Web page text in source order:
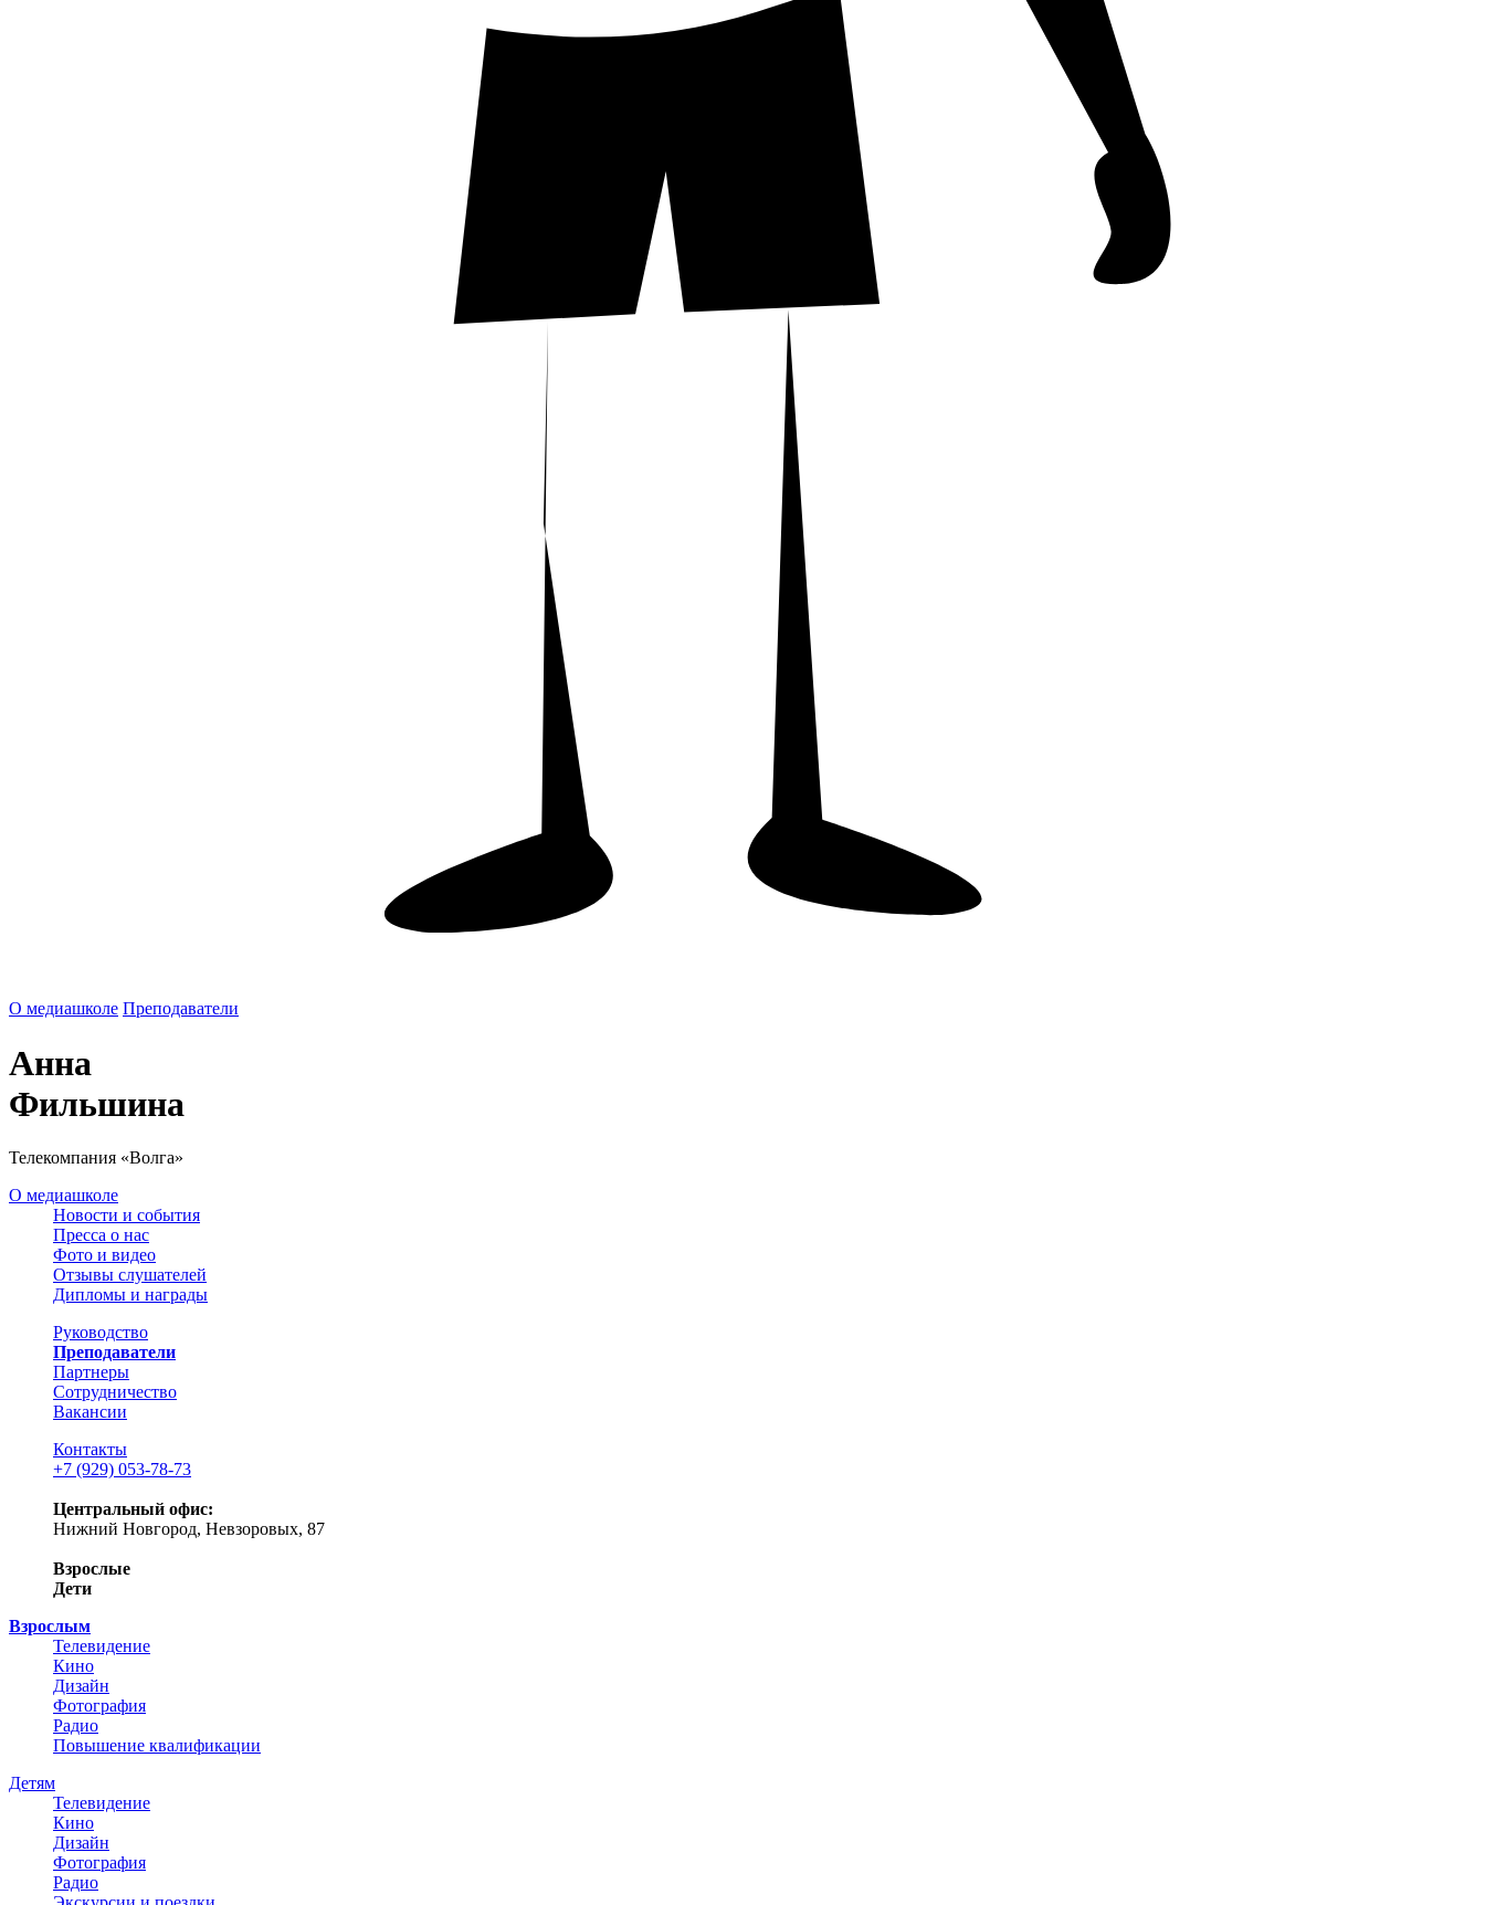
О медиашколе Преподаватели
Анна
Фильшина
Телекомпания «Волга»
О медиашколе
Новости и события
Пресса о нас
Фото и видео
Отзывы слушателей
Дипломы и награды
Руководство
Преподаватели
Партнеры
Сотрудничество
Вакансии
Контакты
+7 (929) 053-78-73
Центральный офис:
Нижний Новгород, Невзоровых, 87
Взрослые
Дети
Взрослым
Телевидение
Кино
Дизайн
Фотография
Радио
Повышение квалификации
Детям
Телевидение
Кино
Дизайн
Фотография
Радио